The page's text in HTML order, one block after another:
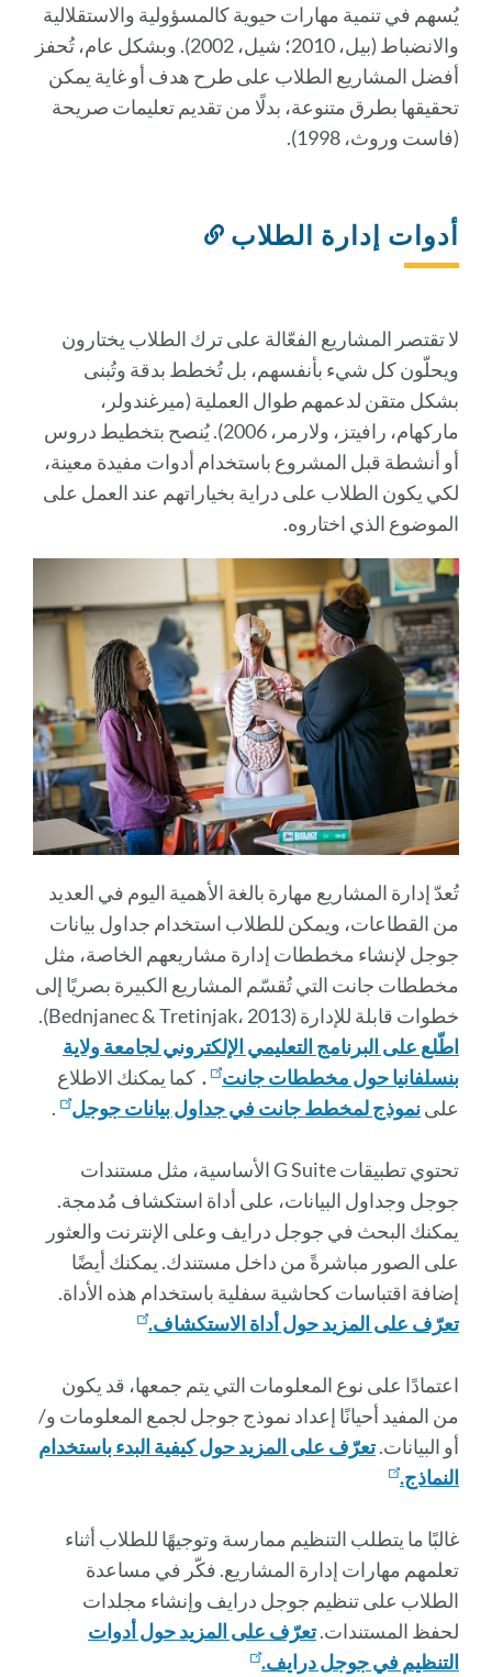
يُسهم في تنمية مهارات حيوية كالمسؤولية والاستقلالية
والانضباط (بيل، 2010؛ شيل، 2002). وبشكل عام، تُحفز
أفضل المشاريع الطلاب على طرح هدف أو غاية يمكن
تحقيقها بطرق متنوعة، بدلًا من تقديم تعليمات صريحة
(فاست وروث، 1998).
أدوات إدارة الطلاب
لا تقتصر المشاريع الفعّالة على ترك الطلاب يختارون
ويحلّون كل شيء بأنفسهم، بل تُخطط بدقة وتُبنى
بشكل متقن لدعمهم طوال العملية (ميرغندولر،
ماركهام، رافيتز، ولارمر، 2006). يُنصح بتخطيط دروس
أو أنشطة قبل المشروع باستخدام أدوات مفيدة معينة،
لكي يكون الطلاب على دراية بخياراتهم عند العمل على
الموضوع الذي اختاروه.
تُعدّ إدارة المشاريع مهارة بالغة الأهمية اليوم في العديد
من القطاعات، ويمكن للطلاب استخدام جداول بيانات
جوجل لإنشاء مخططات إدارة مشاريعهم الخاصة، مثل
مخططات جانت التي تُقسّم المشاريع الكبيرة بصريًا إلى
خطوات قابلة للإدارة (Bednjanec & Tretinjak، 2013).
اطّلع على البرنامج التعليمي الإلكتروني لجامعة ولاية
بنسلفانيا حول مخططات جانت
. كما يمكنك الاطلاع
علىنموذج لمخطط جانت في جداول بيانات جوجل .
تحتوي تطبيقات G Suite الأساسية، مثل مستندات
جوجل وجداول البيانات، على أداة استكشاف مُدمجة.
يمكنك البحث في جوجل درايف وعلى الإنترنت والعثور
على الصور مباشرةً من داخل مستندك. يمكنك أيضًا
إضافة اقتباسات كحاشية سفلية باستخدام هذه الأداة.
تعرّف على المزيد حول أداة الاستكشاف.
اعتمادًا على نوع المعلومات التي يتم جمعها، قد يكون
من المفيد أحيانًا إعداد نموذج جوجل لجمع المعلومات و/
أو البيانات.تعرّف على المزيد حول كيفية البدء باستخدام
النماذج.
غالبًا ما يتطلب التنظيم ممارسة وتوجيهًا للطلاب أثناء
تعلمهم مهارات إدارة المشاريع. فكّر في مساعدة
الطلاب على تنظيم جوجل درايف وإنشاء مجلدات
لحفظ المستندات.تعرّف على المزيد حول أدوات
التنظيم في جوجل درايف.